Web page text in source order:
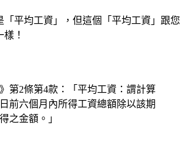
「平均工資」，但這個「平均工資」跟您
！
第2條第4款：「平均工資：謂計算
前六個月內所得工資總額除以該期
之金額。」